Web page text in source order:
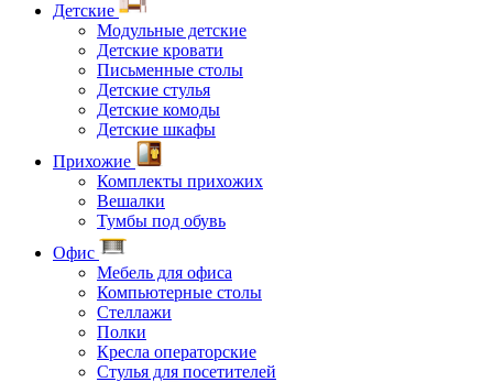
Детские
Модульные детские
Детские кровати
Письменные столы
Детские стулья
Детские комоды
Детские шкафы
Прихожие
Комплекты прихожих
Вешалки
Тумбы под обувь
Офис
Мебель для офиса
Компьютерные столы
Стеллажи
Полки
Кресла операторские
Стулья для посетителей